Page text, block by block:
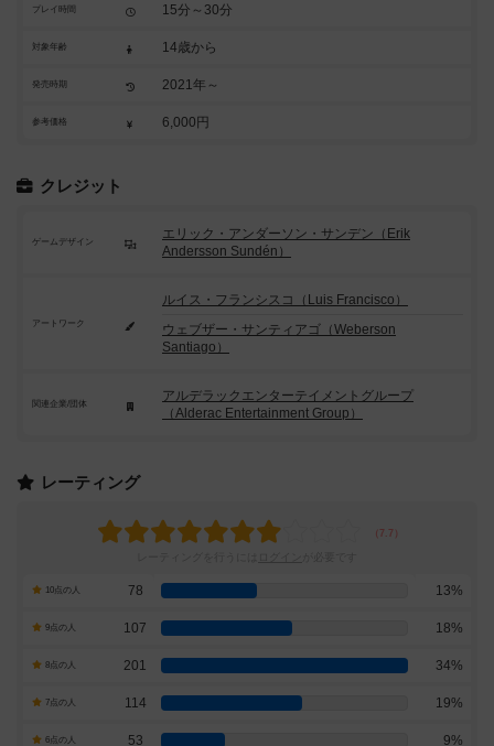
プレイ時間 15分～30分
対象年齢 14歳から
発売時期 2021年～
参考価格 6,000円
クレジット
ゲームデザイン
エリック・アンダーソン・サンデン（Erik
Andersson Sundén）
アートワーク
ルイス・フランシスコ（Luis Francisco）
ウェブザー・サンティアゴ（Weberson
Santiago）
関連企業/団体
アルデラックエンターテイメントグループ
（Alderac Entertainment Group）
レーティング
10点の人 78 13%
9点の人 107 18%
8点の人 201 34%
7点の人 114 19%
6点の人 53 9%